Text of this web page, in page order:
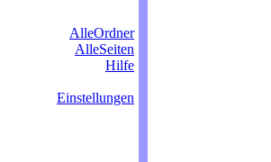
AlleOrdner
AlleSeiten
Hilfe
Einstellungen